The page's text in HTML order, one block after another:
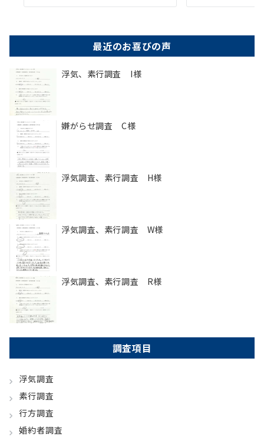
最近のお喜びの声
浮気、素行調査 I様
嫌がらせ調査 C様
浮気調査、素行調査 H様
浮気調査、素行調査 W様
浮気調査、素行調査 R様
調査項目
浮気調査
素行調査
行方調査
婚約者調査